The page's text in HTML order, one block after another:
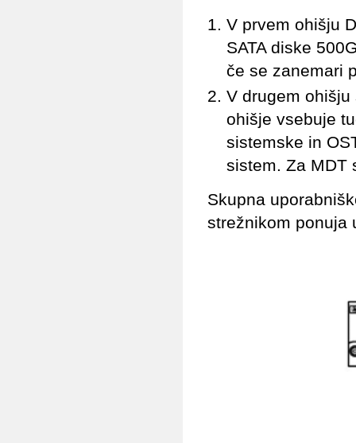
V prvem ohišju
SATA diske
če se zanemari
V drugem
ohišje vsebuje
sistemske in
sistem. Za MDT
Skupna
strežnikom ponuja